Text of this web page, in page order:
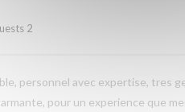
2
personnel avec expertise, tres
pour un experience que